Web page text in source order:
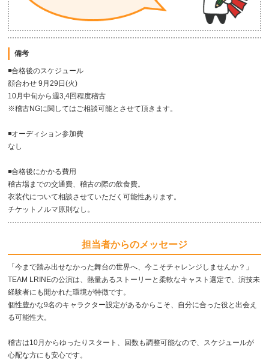
備考
◾️合格後のスケジュール
顔合わせ 9月29日(火)
10月中旬から週3,4回程度稽古
※稽古NGに関してはご相談可能とさせて頂きます。
◾️オーディション参加費
なし
◾️合格後にかかる費用
稽古場までの交通費、稽古の際の飲食費。
衣装代について相談させていただく可能性あります。
チケットノルマ原則なし。
担当者からのメッセージ
「今まで踏み出せなかった舞台の世界へ、今こそチャレンジしませんか？」
TEAM LRINEの公演は、熱量あるストーリーと柔軟なキャスト選定で、演技未
経験者にも開かれた環境が特徴です。
個性豊かな9名のキャラクター設定があるからこそ、自分に合った役と出会え
る可能性大。
稽古は10月からゆったりスタート、回数も調整可能なので、スケジュールが
心配な方にも安心です。